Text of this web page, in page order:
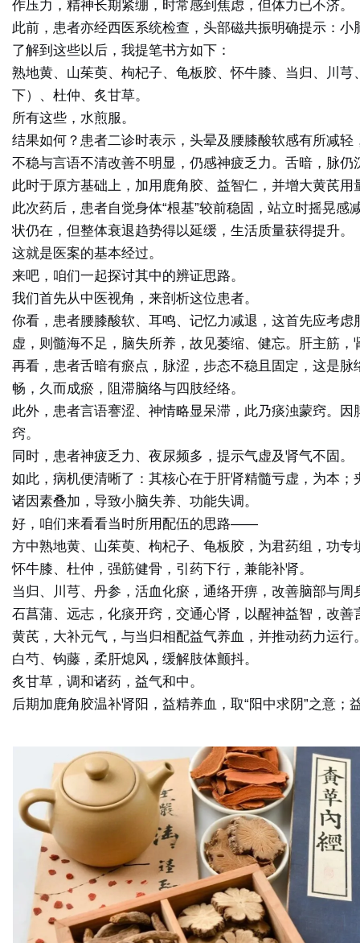
作压力，精神长期紧绷，时常感到焦虑，但体力已不济。
此前，患者亦经西医系统检查，头部磁共振明确提示：小
了解到这些以后，我提笔书方如下：
熟地黄、山茱萸、枸杞子、龟板胶、怀牛膝、当归、川
下）、杜仲、炙甘草。
所有这些，水煎服。
结果如何？患者二诊时表示，头晕及腰膝酸软感有所减
不稳与言语不清改善不明显，仍感神疲乏力。舌暗，脉仍
此时于原方基础上，加用鹿角胶、益智仁，并增大黄芪用
此次药后，患者自觉身体“根基”较前稳固，站立时摇晃
状仍在，但整体衰退趋势得以延缓，生活质量获得提升。
这就是医案的基本经过。
来吧，咱们一起探讨其中的辨证思路。
我们首先从中医视角，来剖析这位患者。
你看，患者腰膝酸软、耳鸣、记忆力减退，这首先应考虑
虚，则髓海不足，脑失所养，故见萎缩、健忘。肝主筋
再看，患者舌暗有瘀点，脉涩，步态不稳且固定，这是脉
畅，久而成瘀，阻滞脑络与四肢经络。
此外，患者言语謇涩、神情略显呆滞，此乃痰浊蒙窍。因
窍。
同时，患者神疲乏力、夜尿频多，提示气虚及肾气不固 。
如此，病机便清晰了：其核心在于肝肾精髓亏虚，为本 ；
诸因素叠加，导致小脑失养、功能失调。
好，咱们来看看当时所用配伍的思路——
方中熟地黄、山茱萸、枸杞子、龟板胶，为君药组，功专
怀牛膝、杜仲， 强筋健骨，引药下行 ，兼能补肾。
当归、川芎、丹参， 活血化瘀，通络开痹 ，改善脑部与
石菖蒲、远志， 化痰开窍，交通心肾 ，以醒神益智，改
黄芪， 大补元气 ，与当归相配益气养血，并推动药力运行
白芍、钩藤， 柔肝熄风 ，缓解肢体颤抖。
炙甘草，调和诸药，益气和中。
后期加鹿角胶温补肾阳，益精养血 ，取“阳中求阴”之意；